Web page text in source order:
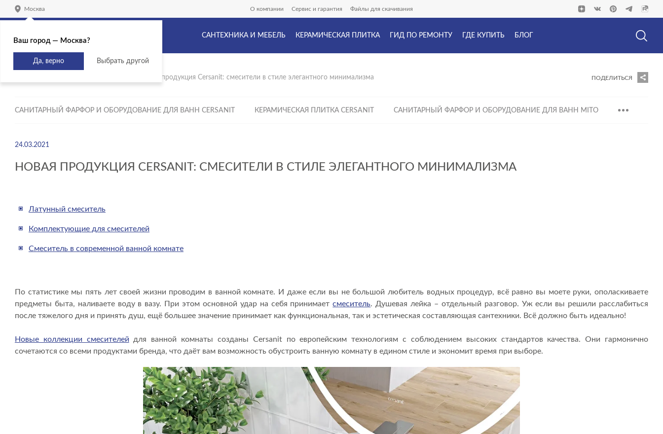
Москва О компании Сервис и гарантия Файлы для скачивания
САНТЕХНИКА И МЕБЕЛЬ КЕРАМИЧЕСКАЯ ПЛИТКА ГИД ПО РЕМОНТУ ГДЕ КУПИТЬ БЛОГ
Новая продукция Cersanit: смесители в стиле элегантного минимализма ПОДЕЛИТЬСЯ
САНИТАРНЫЙ ФАРФОР И ОБОРУДОВАНИЕ ДЛЯ ВАНН CERSANIT КЕРАМИЧЕСКАЯ ПЛИТКА CERSANIT САНИТАРНЫЙ ФАРФОР И ОБОРУДОВАНИЕ ДЛЯ ВАНН MITO
24.03.2021
НОВАЯ ПРОДУКЦИЯ CERSANIT: СМЕСИТЕЛИ В СТИЛЕ ЭЛЕГАНТНОГО МИНИМАЛИЗМА
Латунный смеситель
Комплектующие для смесителей
Смеситель в современной ванной комнате
По статистике мы пять лет своей жизни проводим в ванной комнате. И даже если вы не большой любитель водных процедур, всё равно вы моете руки, ополаскиваете
предметы быта, наливаете воду в вазу. При этом основной удар на себя принимаетсмеситель. Душевая лейка – отдельный разговор. Уж если вы решили расслабиться
после тяжелого дня и принять душ, ещё большее значение принимает как функциональная, так и эстетическая составляющая сантехники. Всё должно быть идеально!
Новые коллекции смесителей для ванной комнаты созданы Cersanit по европейским технологиям с соблюдением высоких стандартов качества. Они гармонично
сочетаются со всеми продуктами бренда, что даёт вам возможность обустроить ванную комнату в едином стиле и экономит время при выборе.
Ваш город — Москва?
Да, верно Выбрать другой